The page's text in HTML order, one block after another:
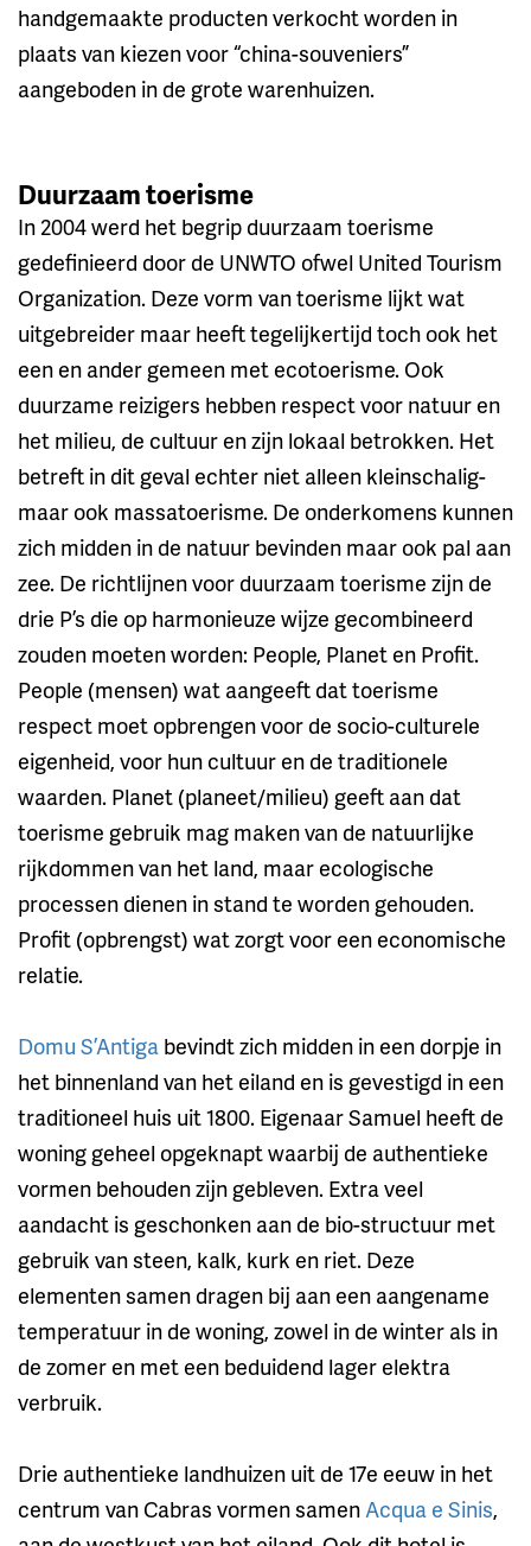
handgemaakte producten verkocht worden in
plaats van kiezen voor “china-souveniers”
aangeboden in de grote warenhuizen.
Duurzaam toerisme
In 2004 werd het begrip duurzaam toerisme
gedefinieerd door de UNWTO ofwel United Tourism
Organization. Deze vorm van toerisme lijkt wat
uitgebreider maar heeft tegelijkertijd toch ook het
een en ander gemeen met ecotoerisme. Ook
duurzame reizigers hebben respect voor natuur en
het milieu, de cultuur en zijn lokaal betrokken. Het
betreft in dit geval echter niet alleen kleinschalig-
maar ook massatoerisme. De onderkomens kunnen
zich midden in de natuur bevinden maar ook pal aan
zee. De richtlijnen voor duurzaam toerisme zijn de
drie P’s die op harmonieuze wijze gecombineerd
zouden moeten worden: People, Planet en Profit.
People (mensen) wat aangeeft dat toerisme
respect moet opbrengen voor de socio-culturele
eigenheid, voor hun cultuur en de traditionele
waarden. Planet (planeet/milieu) geeft aan dat
toerisme gebruik mag maken van de natuurlijke
rijkdommen van het land, maar ecologische
processen dienen in stand te worden gehouden.
Profit (opbrengst) wat zorgt voor een economische
relatie.
Domu S’Antiga bevindt zich midden in een dorpje in
het binnenland van het eiland en is gevestigd in een
traditioneel huis uit 1800. Eigenaar Samuel heeft de
woning geheel opgeknapt waarbij de authentieke
vormen behouden zijn gebleven. Extra veel
aandacht is geschonken aan de bio-structuur met
gebruik van steen, kalk, kurk en riet. Deze
elementen samen dragen bij aan een aangename
temperatuur in de woning, zowel in de winter als in
de zomer en met een beduidend lager elektra
verbruik.
Drie authentieke landhuizen uit de 17e eeuw in het
centrum van Cabras vormen samen Acqua e Sinis,